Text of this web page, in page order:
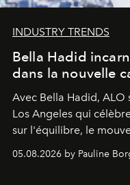
INDUSTRY TRENDS
Bella Hadid
dans la nouvelle
Avec Bella Hadid,
Los Angeles qui
sur l'équilibre, le
05.08.2026 by Pauline